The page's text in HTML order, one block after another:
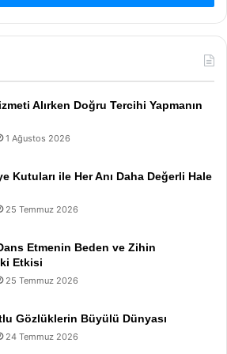
Alırken Doğru Tercihi Yapmanın
1 Ağustos 2026
Kutuları ile Her Anı Daha Değerli Hale
25 Temmuz 2026
Etmenin Beden ve Zihin
Etkisi
25 Temmuz 2026
Gözlüklerin Büyülü Dünyası
24 Temmuz 2026